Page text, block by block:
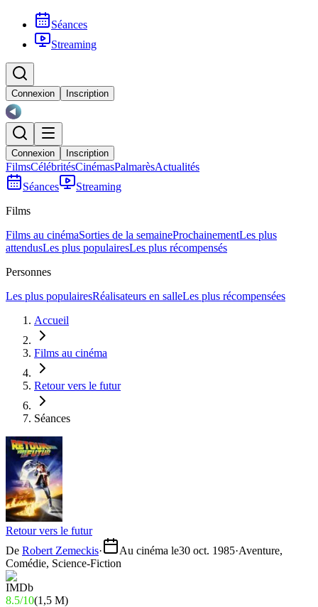
Séances
Streaming
Connexion Inscription
Connexion Inscription
FilmsCélébritésCinémasPalmarèsActualités
Séances
Streaming
Films
Films au cinémaSorties de la semaineProchainementLes plus
attendusLes plus populairesLes plus récompensés
Personnes
Les plus populairesRéalisateurs en salleLes plus récompensées
Accueil
Films au cinéma
Retour vers le futur
Séances
Retour vers le futur
De Robert Zemeckis· Au cinéma le30 oct. 1985·Aventure,
Comédie, Science-Fiction
8.5/10(1,5 M)